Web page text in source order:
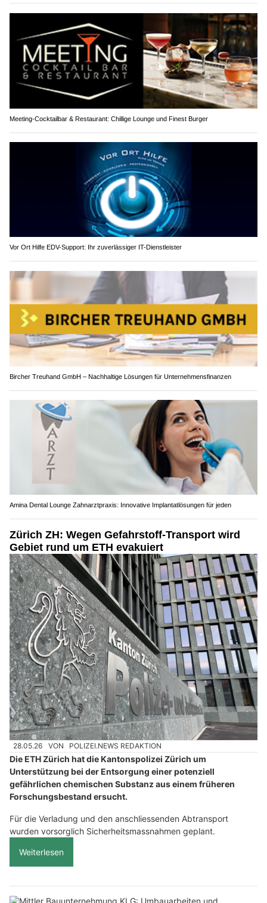
Meeting-Cocktailbar & Restaurant: Chillige Lounge und Finest Burger
Vor Ort Hilfe EDV-Support: Ihr zuverlässiger IT-Dienstleister
Bircher Treuhand GmbH – Nachhaltige Lösungen für Unternehmensfinanzen
Amina Dental Lounge Zahnarztpraxis: Innovative Implantatlösungen für jeden
Zürich ZH: Wegen Gefahrstoff-Transport wird
Gebiet rund um ETH evakuiert
28.05.26 VON POLIZEI.NEWS REDAKTION
Die ETH Zürich hat die Kantonspolizei Zürich um
Unterstützung bei der Entsorgung einer potenziell
gefährlichen chemischen Substanz aus einem früheren
Forschungsbestand ersucht.
Für die Verladung und den anschliessenden Abtransport
wurden vorsorglich Sicherheitsmassnahmen geplant.
Weiterlesen